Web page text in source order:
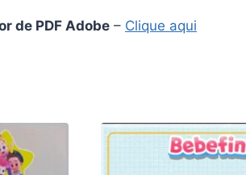
de PDF Adobe – Clique aqui